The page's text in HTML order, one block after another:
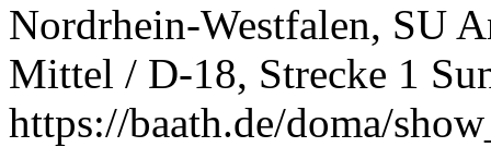
Nordrhein-Westfalen, SU
Mittel / D-18, Strecke 1
https://baath.de/doma/